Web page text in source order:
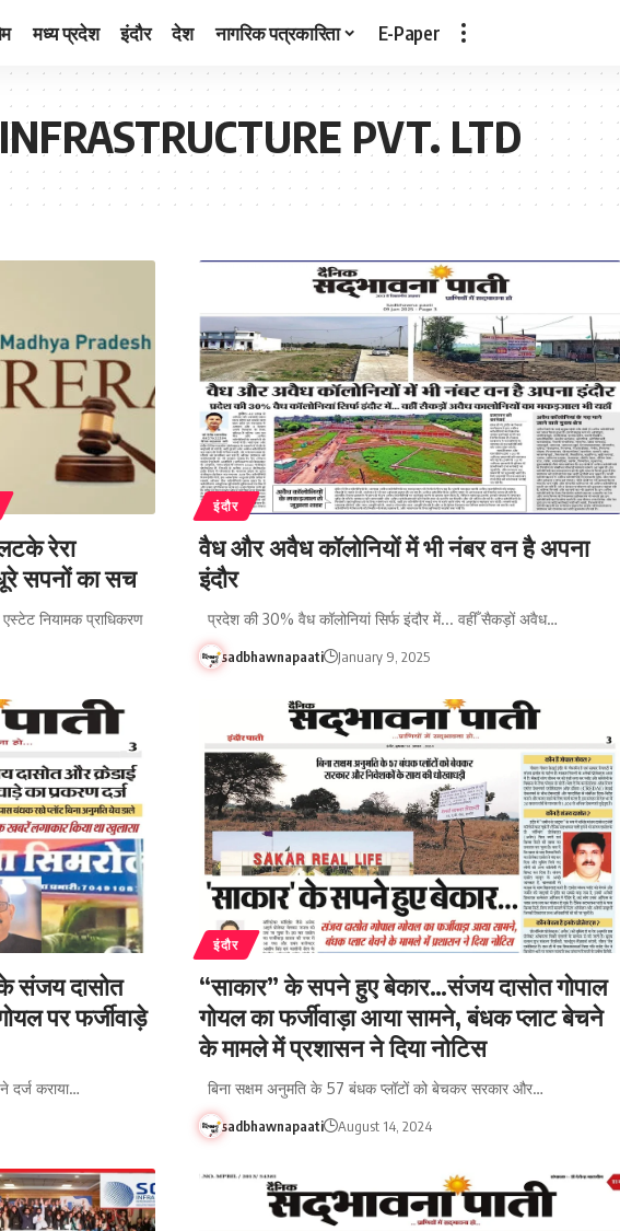
मध्य प्रदेश इंदौर देश नागरिक पत्रकारिता E-Paper
PVT. LTD
रेरा
सपनों का सच
नियामक प्राधिकरण
इंदौर
वैध और अवैध कॉलोनियों में भी नंबर वन है अपना
इंदौर
प्रदेश की 30% वैध कॉलोनियां सिर्फ इंदौर में... वहीँ सैकड़ों अवैध…
sadbhawnapaati January 9, 2025
संजय दासोत
पर फर्जीवाड़े
दर्ज कराया…
इंदौर
“साकार” के सपने हुए बेकार…संजय दासोत गोपाल
गोयल का फर्जीवाड़ा आया सामने, बंधक प्लाट बेचने
के मामले में प्रशासन ने दिया नोटिस
बिना सक्षम अनुमति के 57 बंधक प्लॉटों को बेचकर सरकार और…
sadbhawnapaati August 14, 2024